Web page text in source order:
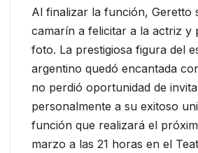
Al finalizar la función, Geretto
camarín a felicitar a la actriz y
foto. La prestigiosa figura del
argentino quedó encantada
no perdió oportunidad de
personalmente a su exitoso
función que realizará el
marzo a las 21 horas en el